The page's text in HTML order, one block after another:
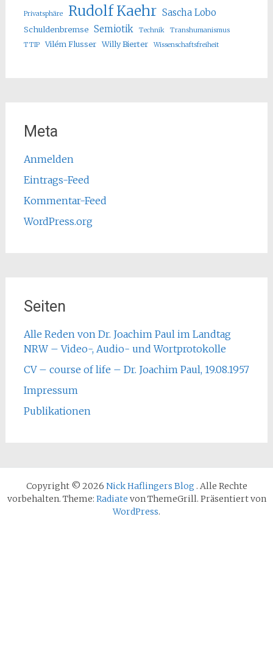
Privatsphäre Rudolf Kaehr Sascha Lobo
Schuldenbremse Semiotik Technik
Transhumanismus
TTIP
Vilém Flusser Willy Bierter Wissenschaftsfreiheit
Meta
Anmelden
Eintrags-Feed
Kommentar-Feed
WordPress.org
Seiten
Alle Reden von Dr. Joachim Paul im Landtag
NRW – Video-, Audio- und Wortprotokolle
CV – course of life – Dr. Joachim Paul, 19.08.1957
Impressum
Publikationen
Copyright © 2026 Nick Haflingers Blog . Alle Rechte
vorbehalten. Theme: Radiate von ThemeGrill. Präsentiert von
WordPress.